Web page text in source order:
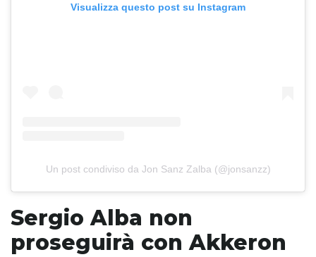
Visualizza questo post su Instagram
Un post condiviso da Jon Sanz Zalba (@jonsanzz)
Sergio Alba non
proseguirà con Akkeron